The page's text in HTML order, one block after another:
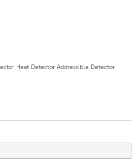
Heat Detector Addressible Detector